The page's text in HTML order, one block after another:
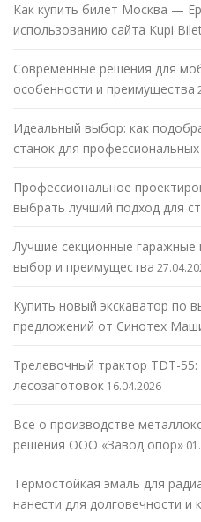
Как купить билет Москва —
использованию сайта Kupi
Современные решения для
особенности и преимущества
Идеальный выбор: как
станок для профессиональных
Профессиональное
выбрать лучший подход для
Лучшие секционные
выбор и преимущества
Купить новый экскаватор по
предложений от Синотех
Трелевочный трактор TDT-
лесозаготовок 16.04.2026
Все о производстве
решения ООО «Завод опор»
Термостойкая эмаль для
нанести для долговечности и